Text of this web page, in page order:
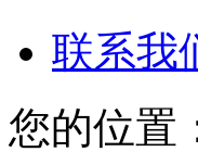
联系我
您的位置